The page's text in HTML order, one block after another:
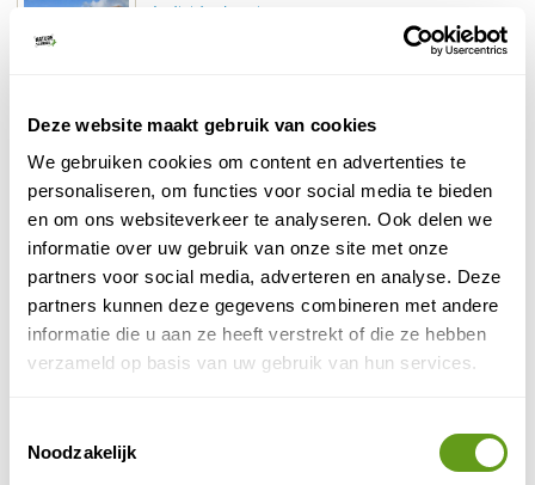
Deze website maakt gebruik van cookies
We gebruiken cookies om content en advertenties te
personaliseren, om functies voor social media te bieden
en om ons websiteverkeer te analyseren. Ook delen we
informatie over uw gebruik van onze site met onze
partners voor social media, adverteren en analyse. Deze
partners kunnen deze gegevens combineren met andere
informatie die u aan ze heeft verstrekt of die ze hebben
verzameld op basis van uw gebruik van hun services.
Noodzakelijk
Individuele reis
Via By June boek je je vlucht, verblijf en
BEKIJK
4. Christoffel National Park
Op een uurtje rijden van Willemstad ligt het grootste
nationale park van Curaçao. De openingsuren wijken af
van gangbare museumbezoektijden: 06.00 - 14.00 u.
Entree in 2023: volwassenen US $15 en kinderen
ontdekken of m.b.v. een gids wandelend of in de vorm